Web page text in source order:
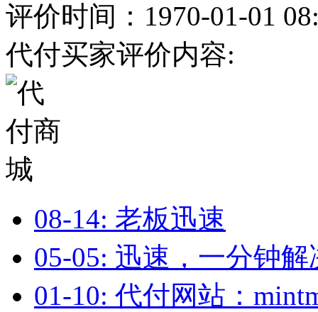
评价时间：1970-01-01
代付买家评价内容:
08-14: 老板迅速
05-05: 迅速，一分钟解
01-10: 代付网站：